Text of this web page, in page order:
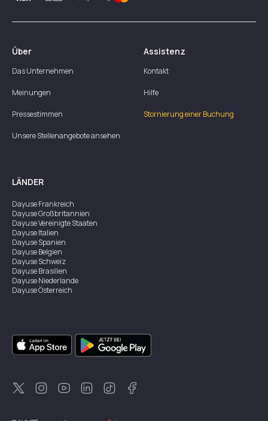
Über
Das Unternehmen
Meinungen
Pressestimmen
Unsere Stellenangebote ansehen
Assistenz
Kontakt
Hilfe
Stornierung einer Buchung
LÄNDER
DayuseFrankreich
DayuseGroßbritannien
DayuseVereinigte Staaten
DayuseItalien
DayuseSpanien
DayuseBelgien
DayuseSchweiz
DayuseBrasilien
DayuseNiederlande
DayuseÖsterreich
DayuseSingapur
DayuseZweden
DayuseThailand
DayuseNeuseeland
DayuseTürkei